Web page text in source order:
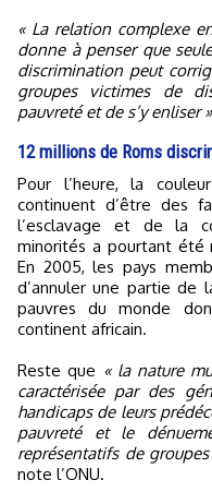
« La relation complexe
donne à penser que
discrimination peut
groupes victimes de
pauvreté et de s’y enliser »
12 millions de Roms
Pour l’heure, la couleur de peau et l’origine ethnique
continuent d’être des
l’esclavage et de la
minorités a pourtant été
En 2005, les pays
d’annuler une partie de
pauvres du monde
continent africain.
Reste que « la nature
caractérisée par des
handicaps de leurs
pauvreté et le
représentatifs de
note l’ONU.